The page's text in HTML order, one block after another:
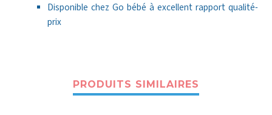
Disponible chez Go bébé à excellent rapport qualité-
prix
PRODUITS SIMILAIRES